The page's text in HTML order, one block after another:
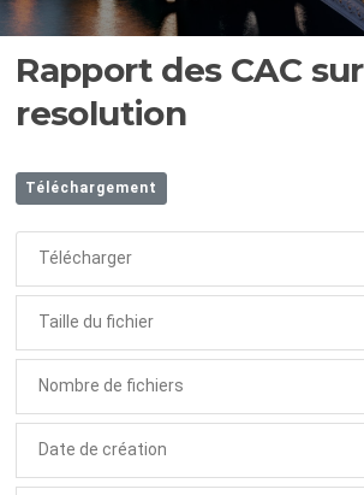
Rapport des CAC
resolution
Téléchargement
Télécharger
Taille du fichier
Nombre de fichiers
Date de création